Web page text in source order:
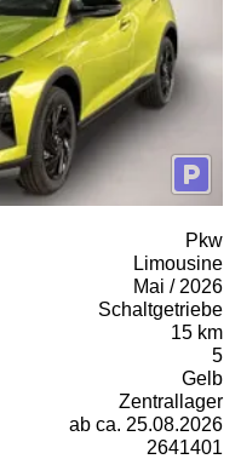
Pkw
Limousine
Mai / 2026
Schaltgetriebe
15 km
5
Gelb
Zentrallager
ab ca. 25.08.2026
2641401